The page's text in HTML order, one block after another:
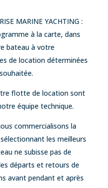
MARINE YACHTING :
à la carte, dans
bateau à votre
de location déterminées
flotte de location sont
équipe technique.
commercialisons la
les meilleurs
ne subisse pas de
départs et retours de
avant pendant et après